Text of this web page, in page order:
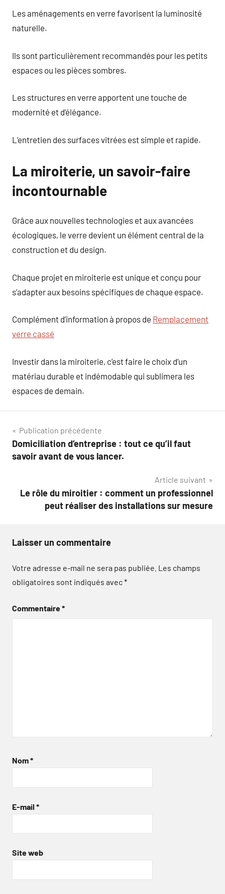
Les aménagements en verre favorisent la luminosité
naturelle.
Ils sont particulièrement recommandés pour les petits
espaces ou les pièces sombres.
Les structures en verre apportent une touche de
modernité et d’élégance.
L’entretien des surfaces vitrées est simple et rapide.
La miroiterie, un savoir-faire
incontournable
Grâce aux nouvelles technologies et aux avancées
écologiques, le verre devient un élément central de la
construction et du design.
Chaque projet en miroiterie est unique et conçu pour
s’adapter aux besoins spécifiques de chaque espace.
Complément d’information à propos de Remplacement
verre cassé
Investir dans la miroiterie, c’est faire le choix d’un
matériau durable et indémodable qui sublimera les
espaces de demain.
Navigation
de
Publication précédente
Domiciliation d’entreprise : tout ce qu’il faut
savoir avant de vous lancer.
Article suivant
Le rôle du miroitier : comment un professionnel
peut réaliser des installations sur mesure
Laisser un commentaire
Votre adresse e-mail ne sera pas publiée. Les champs
obligatoires sont indiqués avec*
Commentaire*
Nom*
E-mail *
Site web